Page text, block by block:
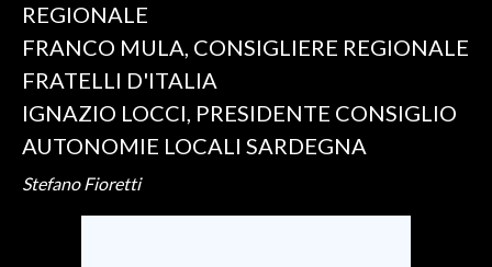
INFO AZIENDE
ABBONATI
ANNUNCI
NECROLOGI
PUBBLICITÀ
SPIAGGE
REGIONALE
FRANCO MULA, CONSIGLIERE REGIONALE
FRATELLI D'ITALIA
IGNAZIO LOCCI, PRESIDENTE CONSIGLIO
AUTONOMIE LOCALI SARDEGNA
Stefano Fioretti